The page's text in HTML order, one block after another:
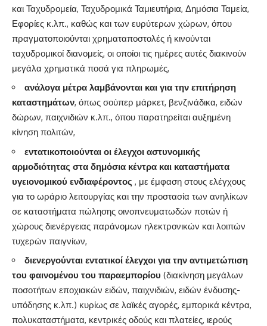
και Ταχυδρομεία, Ταχυδρομικά Ταμιευτήρια, Δημόσια Ταμεία,
Εφορίες κ.λπ., καθώς και των ευρύτερων χώρων, όπου
πραγματοποιούνται χρηματαποστολές ή κινούνται
ταχυδρομικοί διανομείς, οι οποίοι τις ημέρες αυτές διακινούν
μεγάλα χρηματικά ποσά για πληρωμές,
ανάλογα μέτρα λαμβάνονται και για την επιτήρηση
καταστημάτων, όπως σούπερ μάρκετ, βενζινάδικα, ειδών
δώρων, παιχνιδιών κ.λπ., όπου παρατηρείται αυξημένη
κίνηση πολιτών,
εντατικοποιούνται οι έλεγχοι αστυνομικής
αρμοδιότητας στα δημόσια κέντρα και καταστήματα
υγειονομικού ενδιαφέροντος , με έμφαση στους ελέγχους
για το ωράριο λειτουργίας και την προστασία των ανηλίκων
σε καταστήματα πώλησης οινοπνευματωδών ποτών ή
χώρους διενέργειας παράνομων ηλεκτρονικών και λοιπών
τυχερών παιγνίων,
διενεργούνται εντατικοί έλεγχοι για την αντιμετώπιση
του φαινομένου του παραεμπορίου (διακίνηση μεγάλων
ποσοτήτων εποχιακών ειδών, παιχνιδιών, ειδών ένδυσης-
υπόδησης κ.λπ.) κυρίως σε λαϊκές αγορές, εμπορικά κέντρα,
πολυκαταστήματα, κεντρικές οδούς και πλατείες, ιερούς